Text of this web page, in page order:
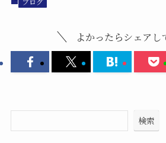
よかったらシェアし
検索